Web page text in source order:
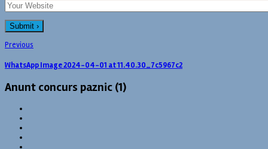
Previous
WhatsApp Image 2024-04-01 at 11.40.30_7c5967c2
Anunt concurs paznic (1)